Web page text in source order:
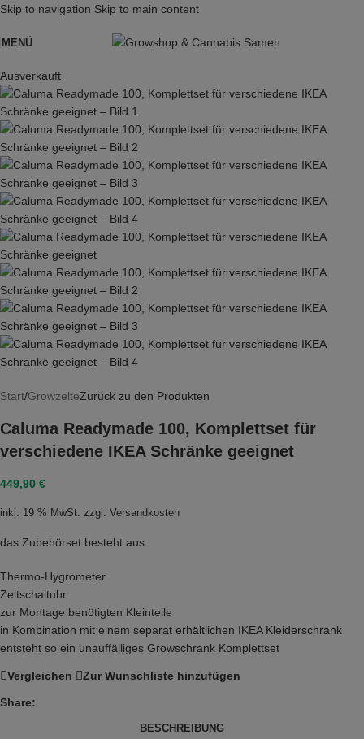
Skip to navigation Skip to main content
MENÜ
Ausverkauft
Start/GrowzelteZurück zu den Produkten
Caluma Readymade 100, Komplettset für
verschiedene IKEA Schränke geeignet
449,90 €
inkl. 19 % MwSt. zzgl. Versandkosten
das Zubehörset besteht aus:
Thermo-Hygrometer
Zeitschaltuhr
zur Montage benötigten Kleinteile
in Kombination mit einem separat erhältlichen IKEA Kleiderschrank
entsteht so ein unauffälliges Growschrank Komplettset
Vergleichen Zur Wunschliste hinzufügen
Share:
BESCHREIBUNG